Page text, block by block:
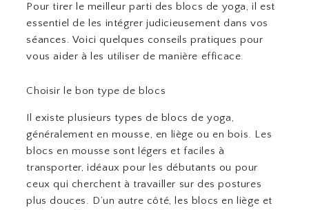
Pour tirer le meilleur parti des blocs de yoga, il est
essentiel de les intégrer judicieusement dans vos
séances. Voici quelques conseils pratiques pour
vous aider à les utiliser de manière efficace.
Choisir le bon type de blocs
Il existe plusieurs types de blocs de yoga,
généralement en mousse, en liège ou en bois. Les
blocs en mousse sont légers et faciles à
transporter, idéaux pour les débutants ou pour
ceux qui cherchent à travailler sur des postures
plus douces. D’un autre côté, les blocs en liège et